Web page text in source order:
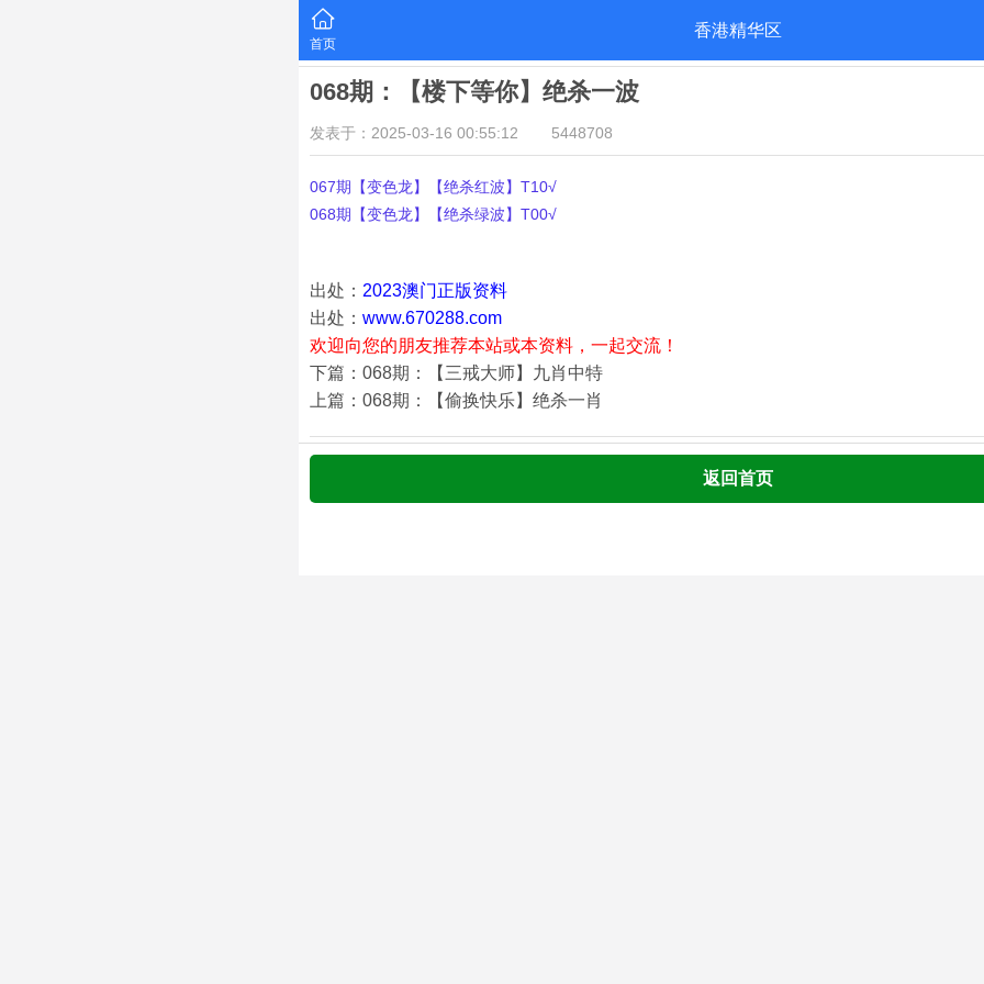
首页
香港精华区
068期：【楼下等你】绝杀一波
发表于：2025-03-16 00:55:12 5448708
067期【变色龙】【绝杀红波】T10√
068期【变色龙】【绝杀绿波】T00√
出处： 2023澳门正版资料
出处： www.670288.com
欢迎向您的朋友推荐本站或本资料，一起交流！
下篇：068期：【三戒大师】九肖中特
上篇：068期：【偷换快乐】绝杀一肖
返回首页